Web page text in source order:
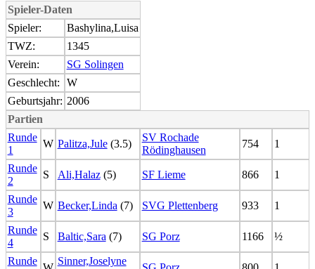
Spieler-Daten
Spieler:
Bashylina,Luisa
TWZ:
1345
Verein:
SG Solingen
Geschlecht:
W
Geburtsjahr: 2006
Partien
Runde
1
W Palitza,Jule(3.5)
SV Rochade
Rödinghausen
754 1
Runde
2
S Ali,Halaz(5) SF Lieme 866 1
Runde
3
W Becker,Linda (7) SVG Plettenberg 933 1
Runde
4
S Baltic,Sara (7) SG Porz 1166 ½
Runde
Sinner,Joselyne